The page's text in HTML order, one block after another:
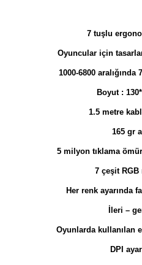
7 tuşlu
Oyuncular için
1000-6800 aralığında
Boyut :
1.5 metre
165 gr
5 milyon tıklama
7 çeşit RGB
Her renk ayarında
İleri –
Oyunlarda kullanılan
DPI